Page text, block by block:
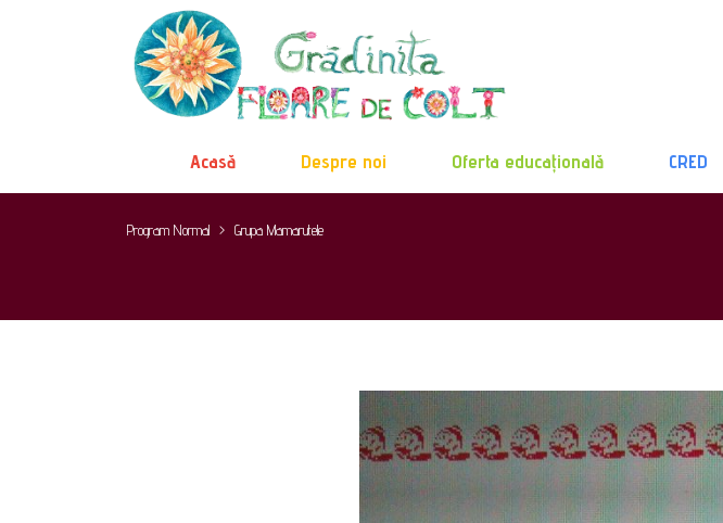
Acasă Despre noi Oferta educațională CRED
Program Normal > Grupa Mamarutele